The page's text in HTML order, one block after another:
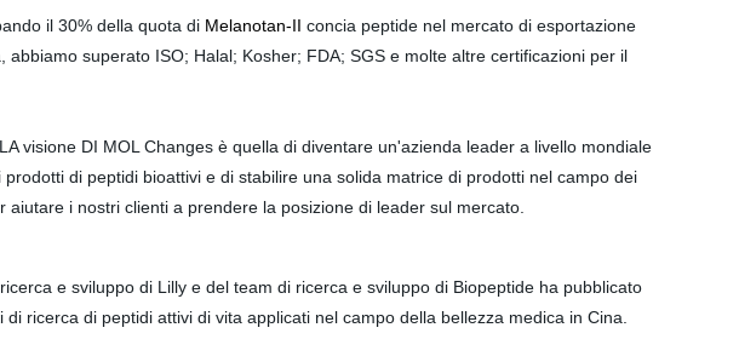
il 30% della quota di Melanotan-II concia peptide nel mercato di esportazione
abbiamo superato ISO; Halal; Kosher; FDA; SGS e molte altre certificazioni per il
visione DI MOL Changes è quella di diventare un'azienda leader a livello mondiale
prodotti di peptidi bioattivi e di stabilire una solida matrice di prodotti nel campo dei
aiutare i nostri clienti a prendere la posizione di leader sul mercato.
e sviluppo di Lilly e del team di ricerca e sviluppo di Biopeptide ha pubblicato
di ricerca di peptidi attivi di vita applicati nel campo della bellezza medica in Cina.